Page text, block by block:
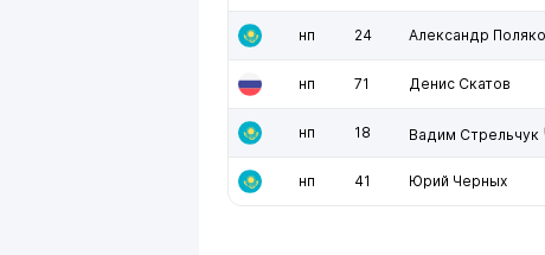
нп 24 Александр
нп 71 Денис Скатов
нп 18 Вадим Стрельчук
нп 41 Юрий Черных